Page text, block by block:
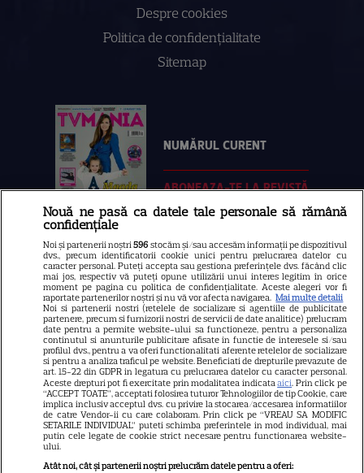
Despre cookies
Politica de confidenţialitate
Sitemap
NUMĂRUL CURENT
ABONEAZA-TE LA REVISTĂ
Libertatea
Libertatea pentru femei
GSP
Știri mondene
Avantaje
Elle
Unica
Retete practice
Nouă ne pasă ca datele tale personale să rămână
confidențiale
Noi și partenerii noștri596 stocăm și/sau accesăm informații pe dispozitivul
dvs., precum identificatorii cookie unici pentru prelucrarea datelor cu
caracter personal. Puteți accepta sau gestiona preferințele dvs. făcând clic
mai jos, respectiv vă puteți opune utilizării unui interes legitim în orice
moment pe pagina cu politica de confidențialitate. Aceste alegeri vor fi
raportate partenerilor noștri și nu vă vor afecta navigarea. Mai multe detalii
Noi si partenerii nostri (retelele de socializare si agentiile de publicitate
partenere, precum si furnizorii nostri de servicii de date analitice) prelucram
date pentru a permite website-ului sa functioneze, pentru a personaliza
continutul si anunturile publicitare afisate in functie de interesele si/sau
profilul dvs., pentru a va oferi functionalitati aferente retelelor de socializare
si pentru a analiza traficul pe website. Beneficiati de drepturile prevazute de
art. 15-22 din GDPR in legatura cu prelucrarea datelor cu caracter personal.
Aceste drepturi pot fi exercitate prin modalitatea indicataaici. Prin click pe
“ACCEPT TOATE”, acceptati folosirea tuturor Tehnologiilor de tip Cookie, care
implica inclusiv acceptul dvs. cu privire la stocarea/accesarea informatiilor
de catre Vendor-ii cu care colaboram. Prin click pe “VREAU SA MODIFIC
SETARILE INDIVIDUAL” puteti schimba preferintele in mod individual, mai
putin cele legate de cookie strict necesare pentru functionarea website-
ului.
Atât noi, cât și partenerii noștri prelucrăm datele pentru a oferi: